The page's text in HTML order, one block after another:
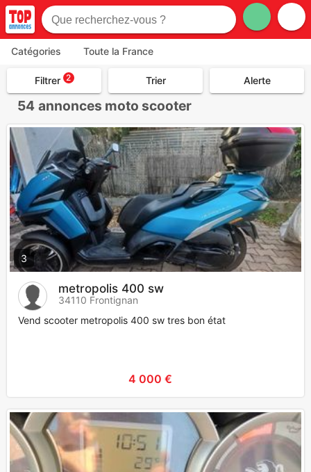
Catégories Toute la France
Filtrer 2 Trier Alerte
54 annonces moto scooter
3
metropolis 400 sw
34110 Frontignan
Vend scooter metropolis 400 sw tres bon état
4 000 €